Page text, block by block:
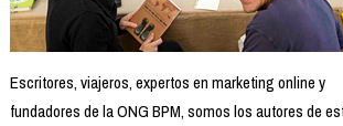
Escritores, viajeros, expertos en marketing online y
fundadores de la ONG BPM, somos los autores de